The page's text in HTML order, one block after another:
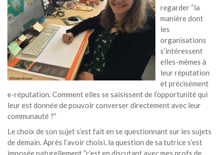
regarder “la
manière dont
les
organisations
s’intéressent
elles-mêmes à
leur réputation
et précisément
e-réputation. Comment elles se saisissent de l’opportunité qui
leur est donnée de pouvoir converser directement avec leur
communauté ?”
Le choix de son sujet s’est fait en se questionnant sur les sujets
de demain. Après l’avoir choisi, la question de sa tutrice s’est
imposée naturellement “c’est en discutant avec mes profs de